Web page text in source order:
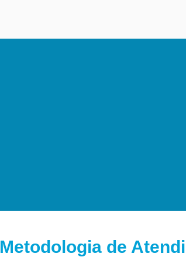
Metodologia de